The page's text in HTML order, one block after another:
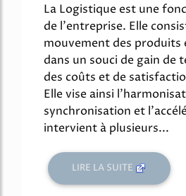
La Logistique est une
de l'entreprise. Elle
mouvement des
dans un souci de gain de
des coûts et de
Elle vise ainsi
synchronisation et
intervient à plusieurs...
LIRE LA SUITE